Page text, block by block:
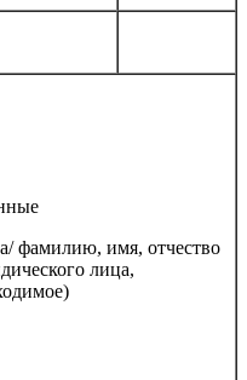
фамилию, имя, отчество
лица,